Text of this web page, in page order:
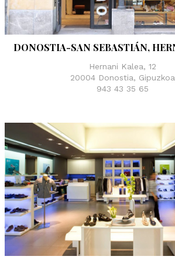
Liu jo
Paula Urban
DONOSTIA-SAN SEBASTIÁN,
Hernani Kalea, 12
20004 Donostia, Gipuzkoa
943 43 35 65